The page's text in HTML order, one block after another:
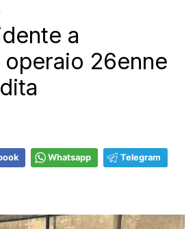
a
operaio 26enne
Whatsapp Telegram